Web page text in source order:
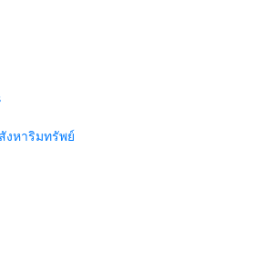
หาริมทรัพย์